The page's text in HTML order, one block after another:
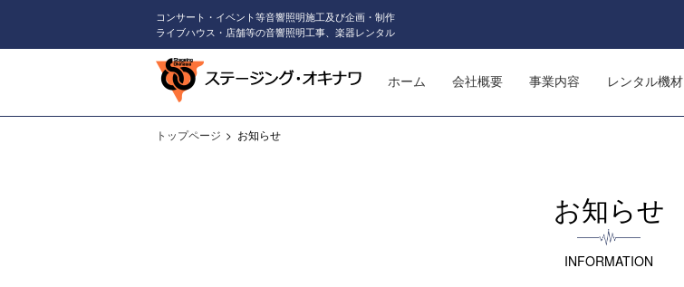
コンサート・イベント等音響照明施工及び企画・制作
ライブハウス・店舗等の音響照明工事、楽器レンタル
ホーム 会社概要 事業内容 レンタル機材
トップページ お知らせ
お知らせ
INFORMATION